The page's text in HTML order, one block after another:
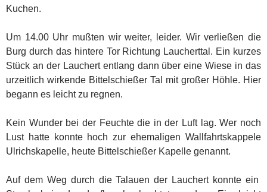
Kuchen.
Um 14.00 Uhr mußten wir weiter, leider. Wir verließen die
Burg durch das hintere Tor Richtung Laucherttal. Ein kurzes
Stück an der Lauchert entlang dann über eine Wiese in das
urzeitlich wirkende Bittelschießer Tal mit großer Höhle. Hier
begann es leicht zu regnen.
Kein Wunder bei der Feuchte die in der Luft lag. Wer noch
Lust hatte konnte hoch zur ehemaligen Wallfahrtskappele
Ulrichskapelle, heute Bittelschießer Kapelle genannt.
Auf dem Weg durch die Talauen der Lauchert konnte ein